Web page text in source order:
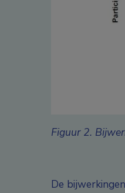
Figuur 2.
De